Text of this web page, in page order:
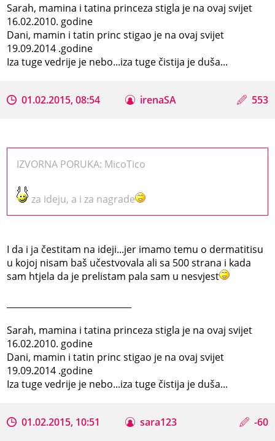
Sarah, mamina i tatina princeza stigla je na ovaj svijet
16.02.2010. godine
Dani, mamin i tatin princ stigao je na ovaj svijet
19.09.2014 .godine
Iza tuge vedrije je nebo...iza tuge čistija je duša...
01.02.2015, 08:54 irenaSA 553
IZVORNA PORUKA: MicoTico
za ideju, a i za nagrade
I da i ja čestitam na ideji...jer imamo temu o dermatitisu
u kojoj nisam baš učestvovala ali sa 500 strana i kada
sam htjela da je prelistam pala sam u nesvjest
Sarah, mamina i tatina princeza stigla je na ovaj svijet
16.02.2010. godine
Dani, mamin i tatin princ stigao je na ovaj svijet
19.09.2014 .godine
Iza tuge vedrije je nebo...iza tuge čistija je duša...
01.02.2015, 10:51 sara123 -60